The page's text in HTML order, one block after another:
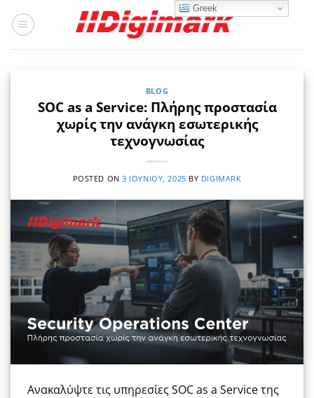
στο
BLOG
SOC as a Service: Πλήρης προστασία
χωρίς την ανάγκη εσωτερικής
τεχνογνωσίας
POSTED ON3 ΙΟΥΝΊΟΥ, 2025 BY DIGIMARK
Ανακαλύψτε τις υπηρεσίες SOC as a Service της
Greek